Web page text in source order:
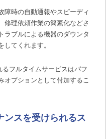
障時の自動通報やスピーディ
修理依頼作業の簡素化などさ
ラブルによる機器のダウンタ
てくれます。
フルタイムサービスはパフ
オプションとして付加するこ
ンスを受けられるス